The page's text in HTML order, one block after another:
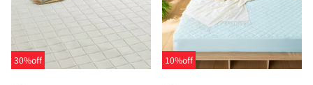
30%off 10%off